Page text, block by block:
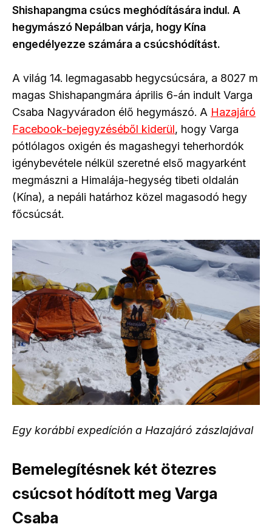
Shishapangma csúcs meghódítására indul. A
hegymászó Nepálban várja, hogy Kína
engedélyezze számára a csúcshódítást.
A világ 14. legmagasabb hegycsúcsára, a 8027 m
magas Shishapangmára április 6-án indult Varga
Csaba Nagyváradon élő hegymászó. A Hazajáró
Facebook-bejegyzéséből kiderül, hogy Varga
pótlólagos oxigén és magashegyi teherhordók
igénybevétele nélkül szeretné első magyarként
megmászni a Himalája-hegység tibeti oldalán
(Kína), a nepáli határhoz közel magasodó hegy
főcsúcsát.
Egy korábbi expedíción a Hazajáró zászlajával
Bemelegítésnek két ötezres
csúcsot hódított meg Varga
Csaba